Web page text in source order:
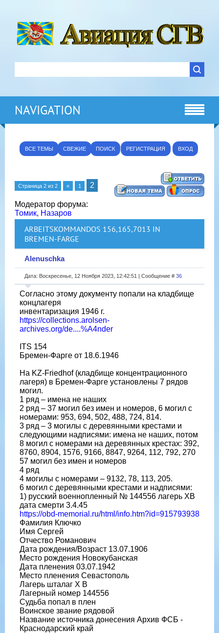
NAVIGATION
ВСЕ ТЕМЫ СВЕЖИЕ ПОИСК РЕГИСТРАЦИЯ ВХОД
Страница 2 из 2 « 1 2
Модератор форума:
Томик, Назаров
ARBEITSKOMMANDOS 156,165,7013 IN
BREMEN-FARGE
Alenuschka
Дата: Воскресенье, 12 Ноября 2023, 12:42:51 | Сообщение # 36
Согласно этому документу попали на кладбище
концлагеря
инвентаризация 1946 г.
https://collections.arolsen-
archives.org/de....%A4nder
ITS 154
Бремен-Фарге от 18.6.1946
На KZ-Friedhof (кладбище концентрационного
лагеря) в Бремен-Фарге установлены 7 рядов
могил.
1 ряд – имена не наших
2 ряд – 37 могил без имен и номеров, 6 могил с
номерами: 953, 694, 502, 488, 724, 814.
3 ряд – 3 могилы с деревянными крестами и
следующими надписями: имена не наших, потом
8 могил с номерами на деревянных крестах: 392,
8760, 8904, 1576, 9166, 8847, 9264, 112, 792, 270
57 могил без имен и номеров
4 ряд
4 могилы с номерами – 9132, 78, 113, 205.
6 могил с деревянными крестами и надписями:
1) русский военнопленный № 144556 лагерь ХВ
дата смерти 3.4.45
https://obd-memorial.ru/html/info.htm?id=915793938
Фамилия Ключко
Имя Сергей
Отчество Романович
Дата рождения/Возраст 13.07.1906
Место рождения Новокубанская
Дата пленения 03.07.1942
Место пленения Севастополь
Лагерь шталаг X B
Лагерный номер 144556
Судьба попал в плен
Воинское звание рядовой
Название источника донесения Архив ФСБ -
Краснодарский край